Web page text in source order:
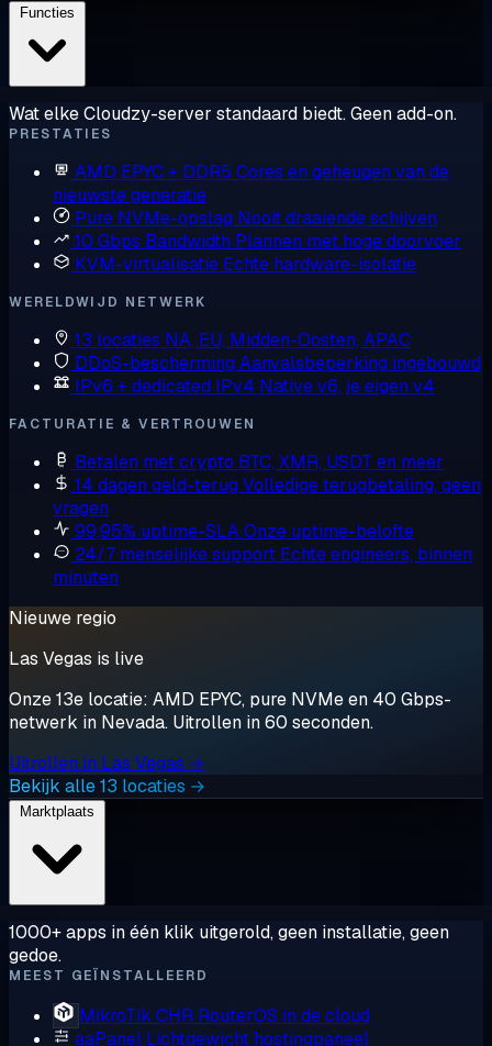
Wat elke Cloudzy-server standaard biedt. Geen add-on.
PRESTATIES
AMD EPYC + DDR5 Cores en geheugen van de
nieuwste generatie
Pure NVMe-opslag Nooit draaiende schijven
10 Gbps Bandwidth Plannen met hoge doorvoer
KVM-virtualisatie Echte hardware-isolatie
WERELDWIJD NETWERK
13 locaties NA, EU, Midden-Oosten, APAC
DDoS-bescherming Aanvalsbeperking ingebouwd
IPv6 + dedicated IPv4 Native v6, je eigen v4
FACTURATIE & VERTROUWEN
Betalen met crypto BTC, XMR, USDT en meer
14 dagen geld-terug Volledige terugbetaling, geen
vragen
99,95% uptime-SLAOnze uptime-belofte
24/7 menselijke support Echte engineers, binnen
minuten
Nieuwe regio
Las Vegas is live
Onze 13e locatie: AMD EPYC, pure NVMe en 40 Gbps-
netwerk in Nevada. Uitrollen in 60 seconden.
Uitrollen in Las Vegas →
Bekijk alle 13 locaties →
1000+ apps in één klik uitgerold, geen installatie, geen
gedoe.
MEEST GEÏNSTALLEERD
MikroTik CHR RouterOS in de cloud
aaPanel Lichtgewicht hostingpaneel